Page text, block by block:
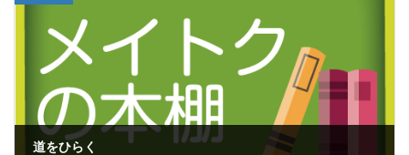
道をひらく